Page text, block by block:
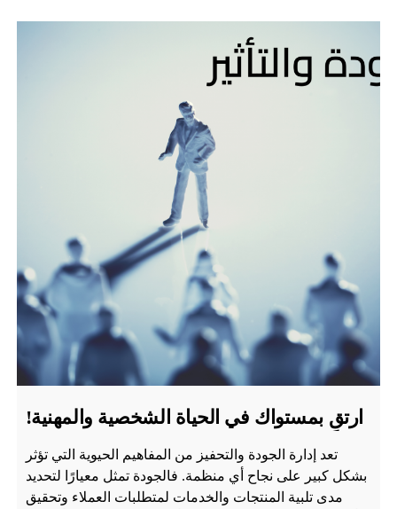
ارتقِ بمستواك في الحياة الشخصية والمهنية!
تعد إدارة الجودة والتحفيز من المفاهيم الحيوية التي تؤثر
بشكل كبير على نجاح أي منظمة. فالجودة تمثل معيارًا لتحديد
مدى تلبية المنتجات والخدمات لمتطلبات العملاء وتحقيق